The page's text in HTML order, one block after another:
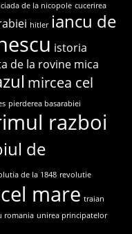
de la nicopole cucerirea
hitler iancu de
istoria
de la rovine mica
mircea cel
pierderea basarabiei
razboi
de
de la 1848 revolutie
mare traian
romania unirea principatelor